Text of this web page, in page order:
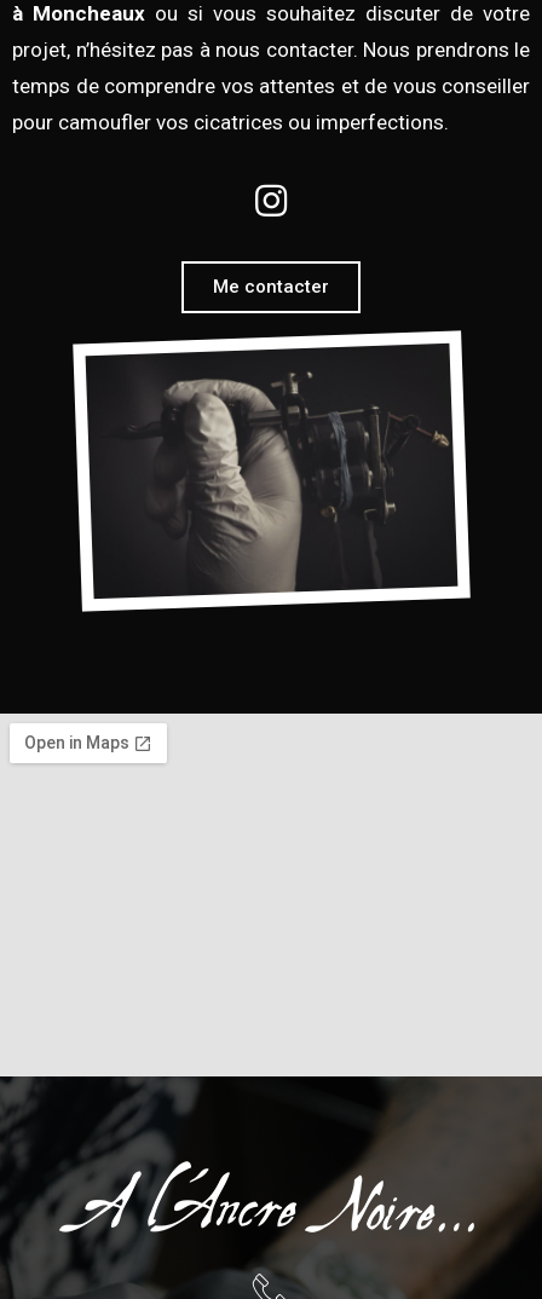
à Moncheaux ou si vous souhaitez discuter de votre
projet, n’hésitez pas à nous contacter. Nous prendrons le
temps de comprendre vos attentes et de vous conseiller
pour camoufler vos cicatrices ou imperfections.
Me contacter